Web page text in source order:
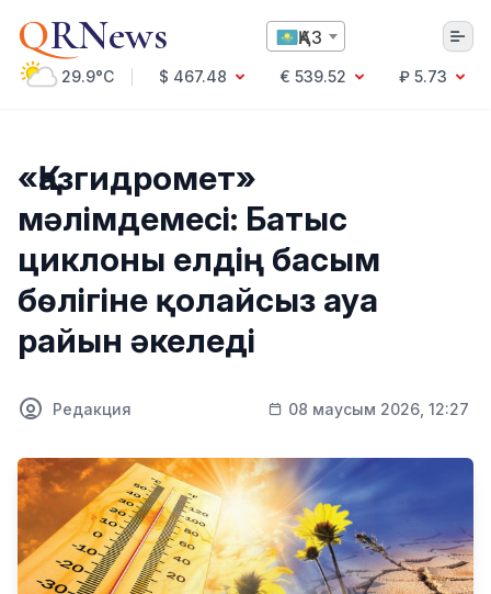
QRNews ҚАЗ
29.9°C $ 467.48 € 539.52
₽ 5.73
Саясат
Технология
Экономика
Әлемде
Қоғам
Оқиға
Спорт
Денсаулық
Бизнес
Қылмыс
«Қазгидромет»
мәлімдемесі: Батыс
циклоны елдің басым
бөлігіне қолайсыз ауа
райын әкеледі
Редакция 08 маусым 2026, 12:27